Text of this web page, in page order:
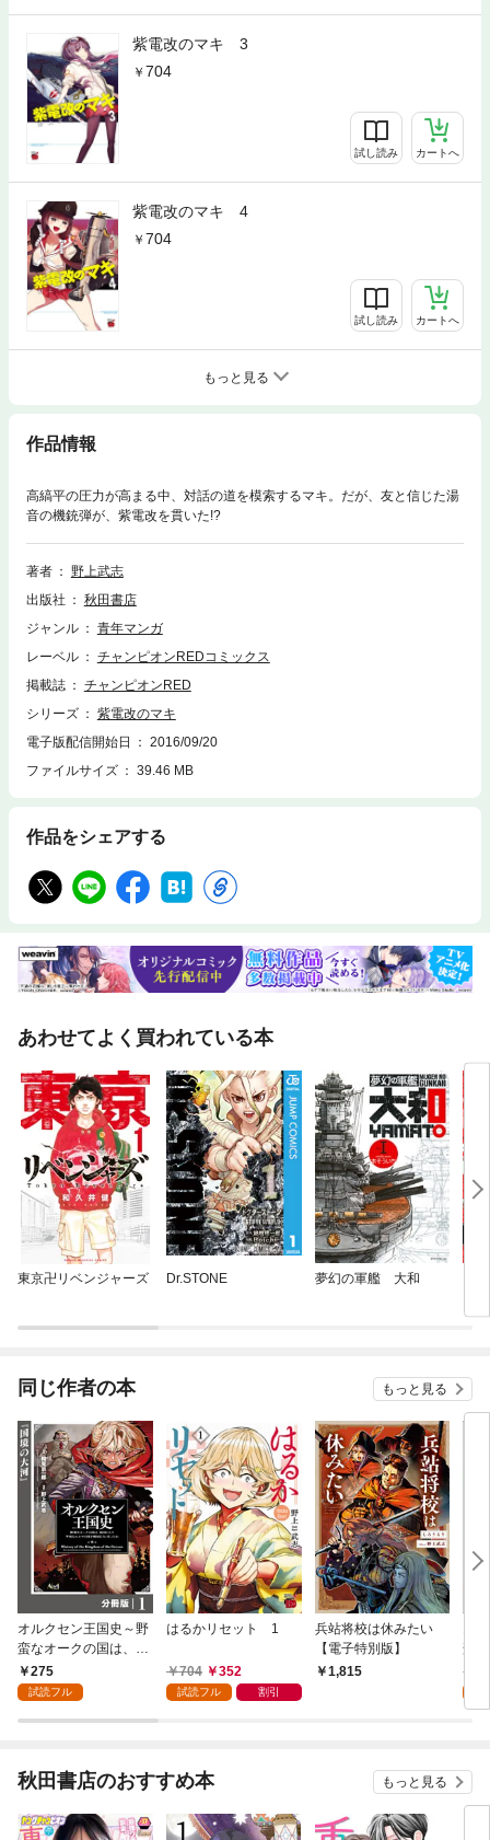
紫電改のマキ 3
704
試し読み カートへ
紫電改のマキ 4
704
試し読み カートへ
もっと見る
作品情報
高縞平の圧力が高まる中、対話の道を模索するマキ。だが、友と信じた湯
音の機銃弾が、紫電改を貫いた!?
著者
野上武志
出版社
秋田書店
ジャンル
青年マンガ
レーベル
チャンピオンREDコミックス
掲載誌
チャンピオンRED
シリーズ
紫電改のマキ
電子版配信開始日
2016/09/20
ファイルサイズ
39.46 MB
作品をシェアする
あわせてよく買われている本
東京卍リベンジャーズ Dr.STONE 夢幻の軍艦 大和
同じ作者の本 もっと見る
オルクセン王国史～野
蛮なオークの国は、如
何にして平和なエルフ
の国を焼き払うに至っ
ヴァコミックス）１
275
試読フル
はるかリセット 1
704 352
試読フル 割引
兵站将校は休みたい
【電子特別版】
1,815
蛮
何
の
た
秋田書店のおすすめ本 もっと見る